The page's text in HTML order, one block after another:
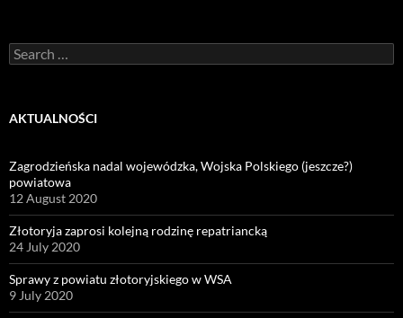
Search
for:
AKTUALNOŚCI
Zagrodzieńska nadal wojewódzka, Wojska Polskiego (jeszcze?)
powiatowa
12 August 2020
Złotoryja zaprosi kolejną rodzinę repatriancką
24 July 2020
Sprawy z powiatu złotoryjskiego w WSA
9 July 2020